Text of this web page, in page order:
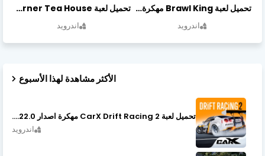
تحميل لعبة Brawl King مهكرة أخر إصدار
اندرويد
تحميل لعبة Little Corner Tea House مهكرة أخر إصدار
اندرويد
الأكثر مشاهدة لهذا الأسبوع
تحميل لعبة CarX Drift Racing 2 مهكرة اصدار v1.22.0
اندرويد